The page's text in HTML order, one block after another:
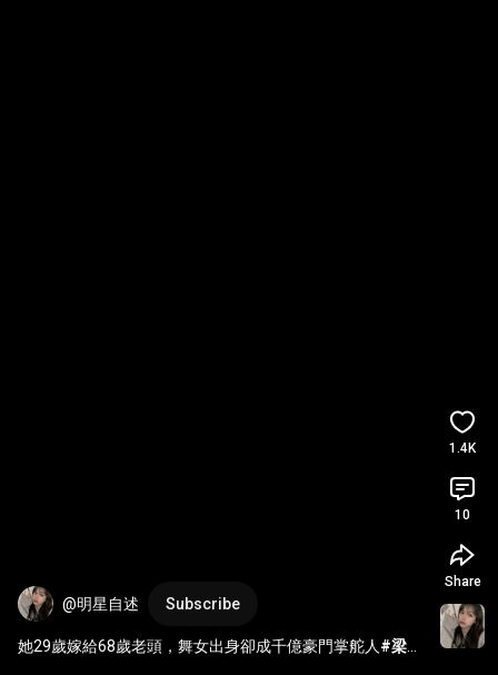
@明星自述 Subscribe
她29歲嫁給68歲老頭，舞女出身卻成千億豪門掌舵人 #梁安
1.4K
10
Share